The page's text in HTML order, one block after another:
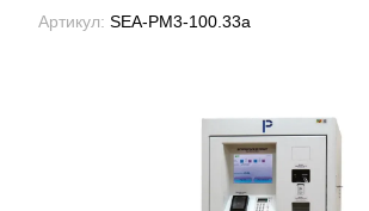
Артикул: SEA-PM3-100.33a